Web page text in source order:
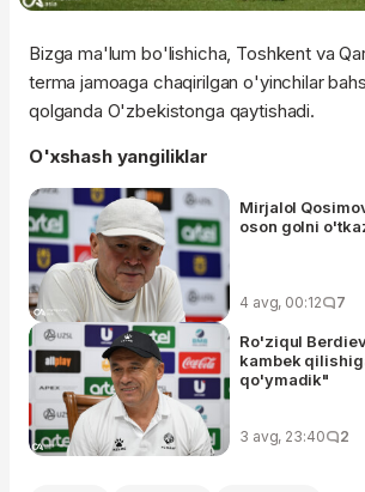
Bizga ma'lum bo'lishicha, Toshkent va
terma jamoaga chaqirilgan o'yinchilar
qolganda O'zbekistonga qaytishadi.
O'xshash yangiliklar
Mirjalol
oson golni
4 avg, 00:12 7
Ro'ziqul
kambek
qo'ymadik"
3 avg, 23:40 2